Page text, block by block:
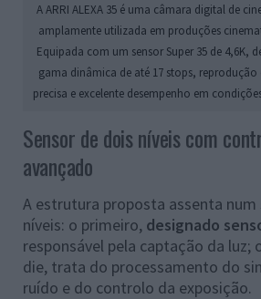
A ARRI ALEXA 35 é uma câmara digital de
amplamente utilizada em produções
Equipada com um sensor Super 35 de 4,6K,
gama dinâmica de até 17 stops, reprodução
precisa e excelente desempenho em
Sensor de dois níveis com
avançado
A estrutura proposta assenta num
níveis: o primeiro, designado
responsável pela captação da luz;
die, trata do processamento do
ruído e do controlo da exposição.